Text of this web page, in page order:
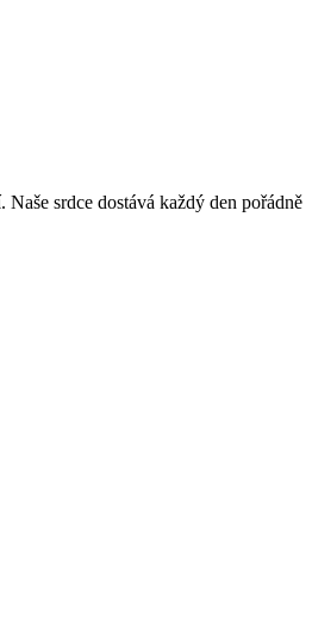
srdce dostává každý den pořádně